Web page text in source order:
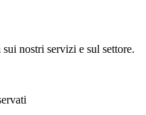
nostri servizi e sul settore.